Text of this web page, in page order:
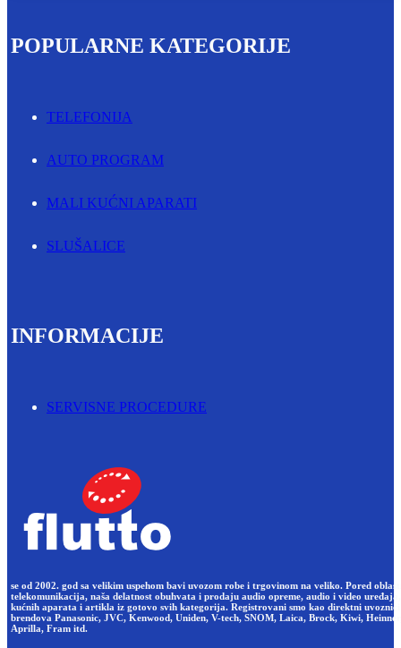
POPULARNE KATEGORIJE
TELEFONIJA
AUTO PROGRAM
MALI KUĆNI APARATI
SLUŠALICE
INFORMACIJE
SERVISNE PROCEDURE
se od 2002. god sa velikim uspehom bavi uvozom robe i trgovinom na veliko. Pored
telekomunikacija, naša delatnost obuhvata i prodaju audio opreme, audio i video uređaja,
kućnih aparata i artikla iz gotovo svih kategorija. Registrovani smo kao direktni uvoznici
brendova Panasonic, JVC, Kenwood, Uniden, V-tech, SNOM, Laica, Brock, Kiwi,
Aprilla, Fram itd.